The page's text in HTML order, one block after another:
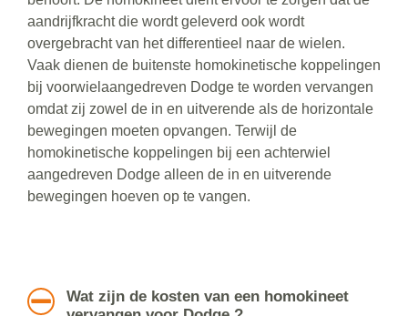
aandrijfkracht die wordt geleverd ook wordt
overgebracht van het differentieel naar de wielen.
Vaak dienen de buitenste homokinetische koppelingen
bij voorwielaangedreven Dodge te worden vervangen
omdat zij zowel de in en uitverende als de horizontale
bewegingen moeten opvangen. Terwijl de
homokinetische koppelingen bij een achterwiel
aangedreven Dodge alleen de in en uitverende
bewegingen hoeven op te vangen.
Wat zijn de kosten van een homokineet